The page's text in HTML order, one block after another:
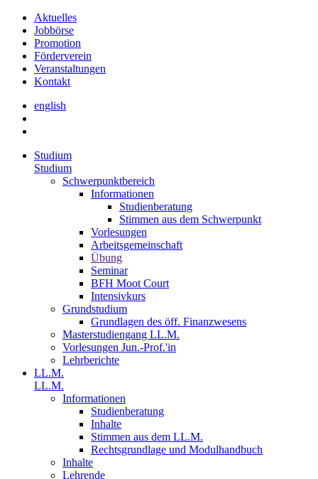
Aktuelles
Jobbörse
Promotion
Förderverein
Veranstaltungen
Kontakt
english
Studium
Studium
Schwerpunktbereich
Informationen
Studienberatung
Stimmen aus dem Schwerpunkt
Vorlesungen
Arbeitsgemeinschaft
Übung
Seminar
BFH Moot Court
Intensivkurs
Grundstudium
Grundlagen des öff. Finanzwesens
Masterstudiengang LL.M.
Vorlesungen Jun.-Prof.'in
Lehrberichte
LL.M.
LL.M.
Informationen
Studienberatung
Inhalte
Stimmen aus dem LL.M.
Rechtsgrundlage und Modulhandbuch
Inhalte
Lehrende